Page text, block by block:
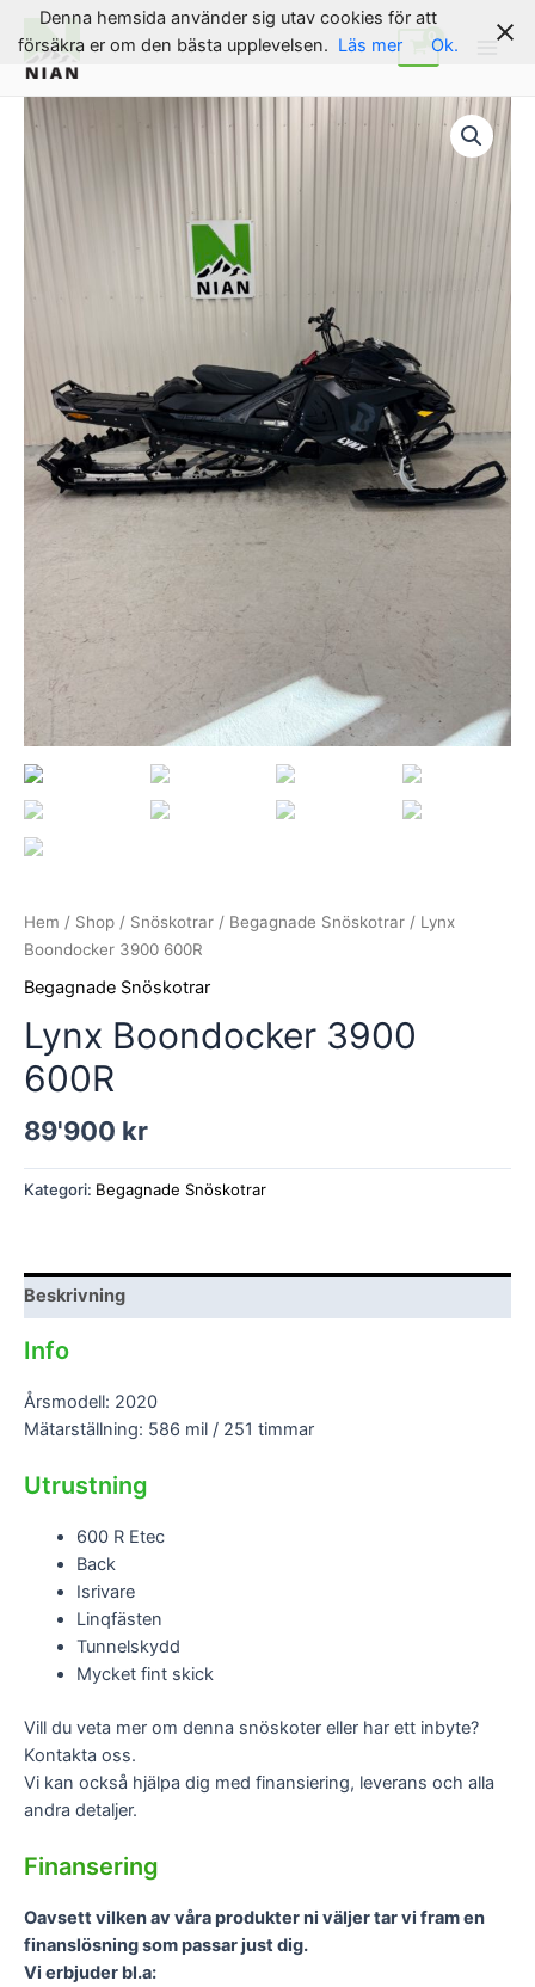
Hoppa
innehåll
Hem / Shop / Snöskotrar / Begagnade Snöskotrar / Lynx
Boondocker 3900 600R
Begagnade Snöskotrar
Lynx Boondocker 3900
600R
89'900 kr
Boondocker
mängd
Kategori: Begagnade Snöskotrar
Beskrivning
Info
Årsmodell: 2020
Mätarställning: 586 mil / 251 timmar
Utrustning
600 R Etec
Back
Isrivare
Linqfästen
Tunnelskydd
Mycket fint skick
Vill du veta mer om denna snöskoter eller har ett inbyte?
Kontakta oss.
Vi kan också hjälpa dig med finansiering, leverans och alla
andra detaljer.
Finansering
Oavsett vilken av våra produkter ni väljer tar vi fram en
finanslösning som passar just dig.
Vi erbjuder bl.a:
Denna hemsida använder sig utav cookies för att
försäkra er om den bästa upplevelsen. Läs mer Ok.